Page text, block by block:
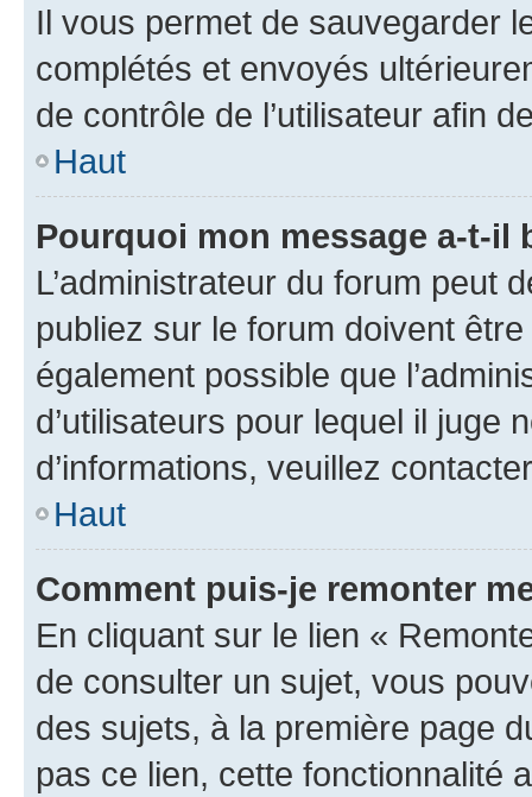
Il vous permet de sauvegarder
complétés et envoyés
de contrôle de l’utilisateur afin
Haut
Pourquoi mon message a-t-il
L’administrateur du forum peut
publiez sur le forum doivent
également possible que
d’utilisateurs pour lequel il juge
d’informations, veuillez
Haut
Comment puis-je remonter
En cliquant sur le lien «
de consulter un sujet, vous
des sujets, à la première page
pas ce lien, cette fonctionnalité